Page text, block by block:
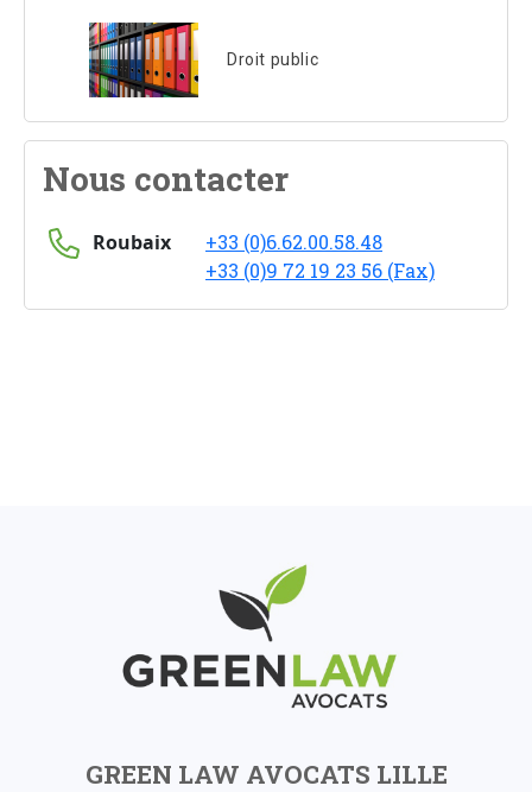
Droit public
Nous contacter
Roubaix
+33 (0)6.62.00.58.48
+33 (0)9 72 19 23 56 (Fax)
GREEN LAW AVOCATS LILLE